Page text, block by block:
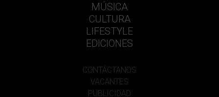
MÚSICA
CULTURA
LIFESTYLE
EDICIONES
CONTÁCTANOS
VACANTES
PUBLICIDAD